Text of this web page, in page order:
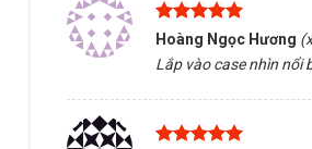
Được xếp
hạng5
5
sao
Hoàng Ngọc Hương
Lắp vào case nhìn nổi